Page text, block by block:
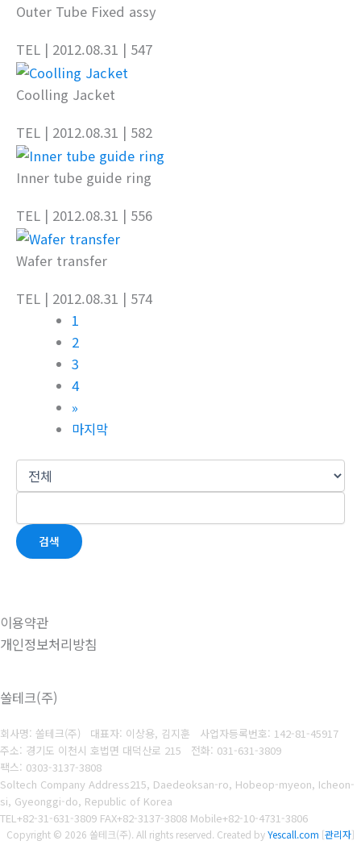
Outer Tube Fixed assy
TEL | 2012.08.31 | 547
Coolling Jacket
TEL | 2012.08.31 | 582
Inner tube guide ring
TEL | 2012.08.31 | 556
Wafer transfer
TEL | 2012.08.31 | 574
1
2
3
4
»
마지막
검색
이용약관
개인정보처리방침
쏠테크(주)
회사명: 쏠테크(주) 대표자: 이상용, 김지훈 사업자등록번호: 142-81-45917
주소: 경기도 이천시 호법면 대덕산로 215 전화: 031-631-3809
팩스: 0303-3137-3808
Soltech Company Address215, Daedeoksan-ro, Hobeop-myeon, Icheon-
si, Gyeonggi-do, Republic of Korea
TEL+82-31-631-3809 FAX+82-3137-3808 Mobile+82-10-4731-3806
Copyright © 2026 쏠테크(주). All rights reserved. Created byYescall.com [관리자]